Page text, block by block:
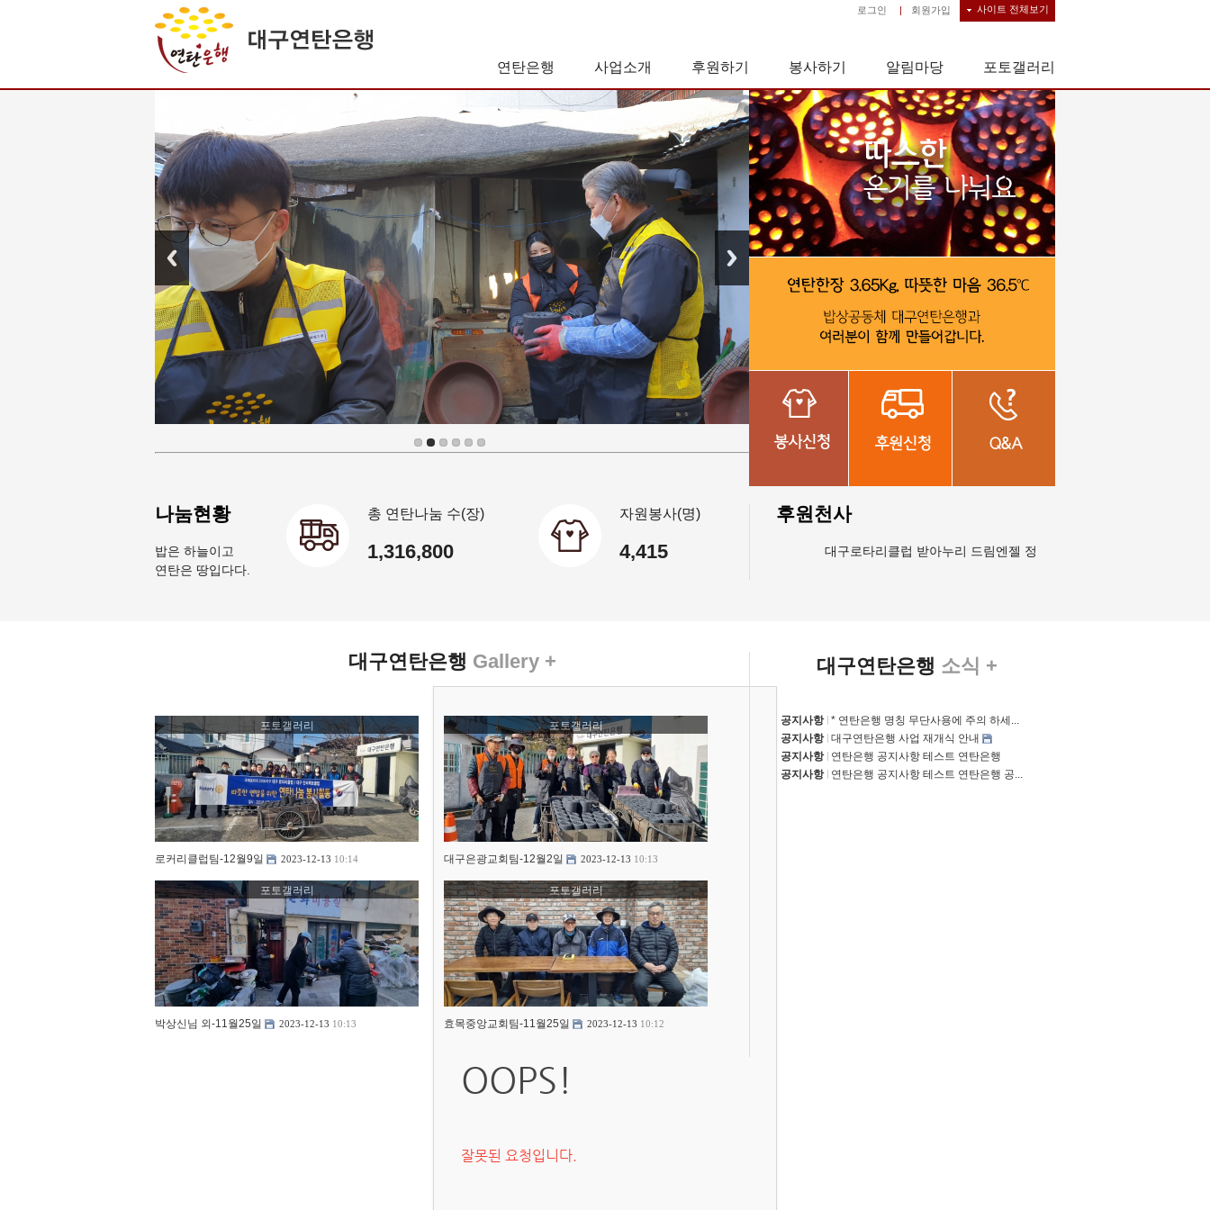
사이트 전체보기
로그인 | 회원가입
연탄은행 사업소개 후원하기 봉사하기 알림마당 포토갤러리
나눔현황
밥은 하늘이고
연탄은 땅입다다.
총 연탄나눔 수(장)
1,316,800
자원봉사(명)
4,415
후원천사
대구로타리클럽 받아누리 드림엔젤 정재영 외4명 정혜민 외2명 김세
대구연탄은행 Gallery +
포토갤러리
로커리클럽팀-12월9일 2023-12-13 10:14
포토갤러리
대구은광교회팀-12월2일 2023-12-13 10:13
포토갤러리
박상신님 외-11월25일 2023-12-13 10:13
포토갤러리
효목중앙교회팀-11월25일 2023-12-13 10:12
대구연탄은행 소식 +
공지사항 * 연탄은행 명칭 무단사용에 주의 하세...
공지사항 대구연탄은행 사업 재개식 안내
공지사항
연탄은행 공지사항 테스트 연탄은행
공지사항
연탄은행 공지사항 테스트 연탄은행 공...
OOPS!
잘못된 요청입니다.